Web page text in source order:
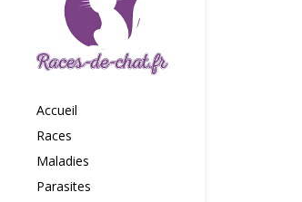
Accueil
Races
Maladies
Parasites